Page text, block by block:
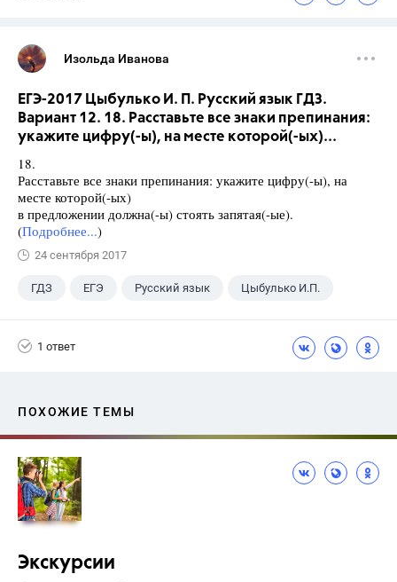
Изольда Иванова
ЕГЭ-2017 Цыбулько И. П. Русский язык ГДЗ.
Вариант 12. 18. Расставьте все знаки препинания:
укажите цифру(-ы), на месте которой(-ых)...
18.
Расставьте все знаки препинания: укажите цифру(-ы), на
месте которой(-ых)
в предложении должна(-ы) стоять запятая(-ые).
(Подробнее...)
24 сентября 2017
ГДЗ ЕГЭ Русский язык Цыбулько И.П.
1 ответ
ПОХОЖИЕ ТЕМЫ
Экскурсии